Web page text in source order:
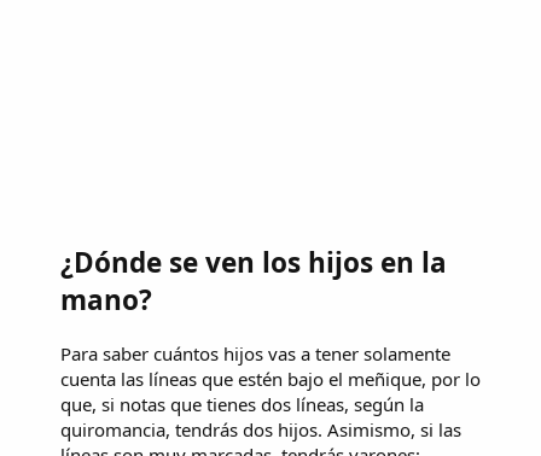
¿Dónde se ven los hijos en la
mano?
Para saber cuántos hijos vas a tener solamente
cuenta las líneas que estén bajo el meñique, por lo
que, si notas que tienes dos líneas, según la
quiromancia, tendrás dos hijos. Asimismo, si las